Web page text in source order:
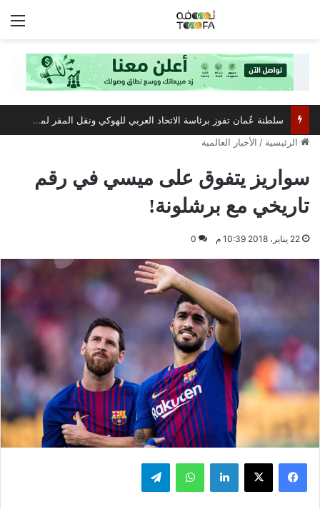
سلطنة عُمان تفوز برئاسة الاتحاد العربي للهوكي ونقل المقر لمسقط
الرئيسية / الأخبار العالمية
سواريز يتفوق على ميسي في رقم
تاريخي مع برشلونة!
22 يناير، 2018 10:39 م 0
فيسبوك ‫X لينكدإن واتساب تيلقرام